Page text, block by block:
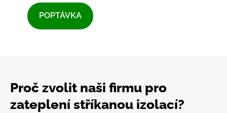
​POPTÁVKA​
Proč zvolit naši firmu pro
zateplení stříkanou izolací?